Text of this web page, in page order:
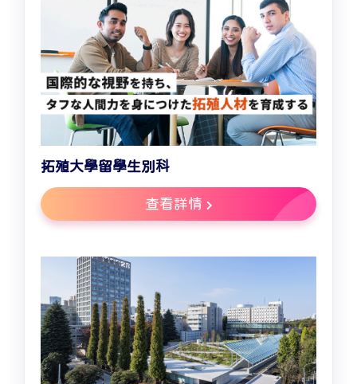
拓殖大學留學生別科
查看詳情